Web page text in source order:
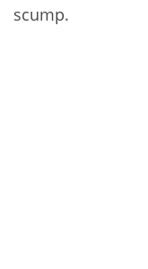
scump.